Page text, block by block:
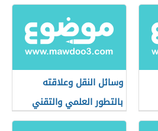
وسائل النقل وعلاقته
بالتطور العلمي والتقني
للإنسان